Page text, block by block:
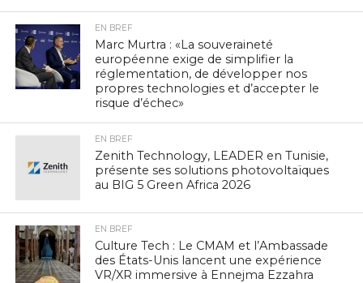
EN BREF
Marc Murtra : «La souveraineté
européenne exige de simplifier la
réglementation, de développer nos
propres technologies et d’accepter le
risque d’échec»
EN BREF
Zenith Technology, LEADER en Tunisie,
présente ses solutions photovoltaïques
au BIG 5 Green Africa 2026
EN BREF
Culture Tech : Le CMAM et l’Ambassade
des États-Unis lancent une expérience
VR/XR immersive à Ennejma Ezzahra